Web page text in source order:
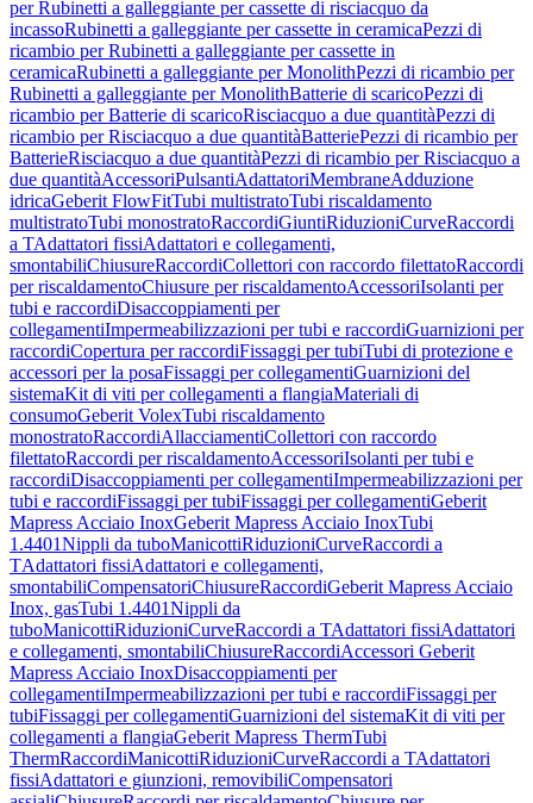
per Rubinetti a galleggiante per cassette di risciacquo da
incassoRubinetti a galleggiante per cassette in ceramicaPezzi di
ricambio per Rubinetti a galleggiante per cassette in
ceramicaRubinetti a galleggiante per MonolithPezzi di ricambio per
Rubinetti a galleggiante per MonolithBatterie di scaricoPezzi di
ricambio per Batterie di scaricoRisciacquo a due quantitàPezzi di
ricambio per Risciacquo a due quantitàBatteriePezzi di ricambio per
BatterieRisciacquo a due quantitàPezzi di ricambio per Risciacquo a
due quantitàAccessoriPulsantiAdattatoriMembraneAdduzione
idricaGeberit FlowFitTubi multistratoTubi riscaldamento
multistratoTubi monostratoRaccordiGiuntiRiduzioniCurveRaccordi
a TAdattatori fissiAdattatori e collegamenti,
smontabiliChiusureRaccordiCollettori con raccordo filettatoRaccordi
per riscaldamentoChiusure per riscaldamentoAccessoriIsolanti per
tubi e raccordiDisaccoppiamenti per
collegamentiImpermeabilizzazioni per tubi e raccordiGuarnizioni per
raccordiCopertura per raccordiFissaggi per tubiTubi di protezione e
accessori per la posaFissaggi per collegamentiGuarnizioni del
sistemaKit di viti per collegamenti a flangiaMateriali di
consumoGeberit VolexTubi riscaldamento
monostratoRaccordiAllacciamentiCollettori con raccordo
filettatoRaccordi per riscaldamentoAccessoriIsolanti per tubi e
raccordiDisaccoppiamenti per collegamentiImpermeabilizzazioni per
tubi e raccordiFissaggi per tubiFissaggi per collegamentiGeberit
Mapress Acciaio InoxGeberit Mapress Acciaio InoxTubi
1.4401Nippli da tuboManicottiRiduzioniCurveRaccordi a
TAdattatori fissiAdattatori e collegamenti,
smontabiliCompensatoriChiusureRaccordiGeberit Mapress Acciaio
Inox, gasTubi 1.4401Nippli da
tuboManicottiRiduzioniCurveRaccordi a TAdattatori fissiAdattatori
e collegamenti, smontabiliChiusureRaccordiAccessori Geberit
Mapress Acciaio InoxDisaccoppiamenti per
collegamentiImpermeabilizzazioni per tubi e raccordiFissaggi per
tubiFissaggi per collegamentiGuarnizioni del sistemaKit di viti per
collegamenti a flangiaGeberit Mapress ThermTubi
ThermRaccordiManicottiRiduzioniCurveRaccordi a TAdattatori
fissiAdattatori e giunzioni, removibiliCompensatori